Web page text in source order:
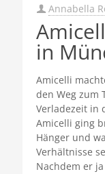
Annabella
in
Amicelli
den Weg zum
Verladezeit in
Amicelli ging
Hänger und
Verhältnisse
Nachdem er